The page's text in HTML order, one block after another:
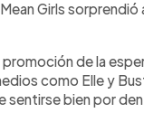
Girls sorprendió
de la
como Elle y
sentirse bien por